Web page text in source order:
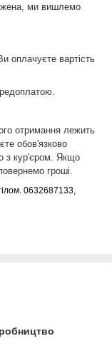
ми вишлемо
оплачуєте вартість
отримання лежить
обов'язково
з кур'єром. Якщо
гроші.
0632687133,